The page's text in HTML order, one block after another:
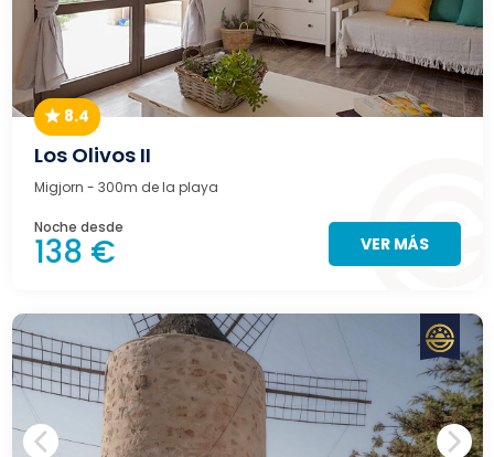
8.4
Los Olivos II
Migjorn - 300m de la playa
Noche desde
138 € VER MÁS